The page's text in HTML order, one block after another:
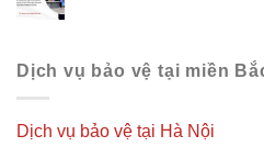
Hoá
Dịch vụ bảo vệ tại miền
Dịch vụ bảo vệ tại Hà Nội